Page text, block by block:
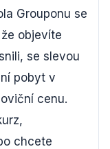
Grouponu se
objevíte
se slevou
pobyt v
cenu.
chcete